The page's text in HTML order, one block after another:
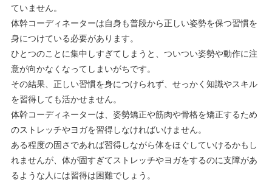
ていません。
体幹コーディネーターは自身も普段から正しい姿勢を保つ習慣を
身につけている必要があります。
ひとつのことに集中しすぎてしまうと、ついつい姿勢や動作に注
意が向かなくなってしまいがちです。
その結果、正しい習慣を身につけられず、せっかく知識やスキル
を習得しても活かせません。
体幹コーディネーターは、姿勢矯正や筋肉や骨格を矯正するため
のストレッチやヨガを習得しなければいけません。
ある程度の固さであれば習得しながら体をほぐしていけるかもし
れませんが、体が固すぎてストレッチやヨガをするのに支障があ
るような人には習得は困難でしょう。